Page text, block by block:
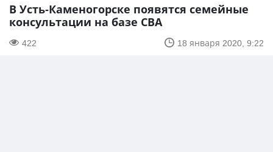
В Усть-Каменогорске появятся семейные
консультации на базе СВА
422 18 января 2020, 9:22